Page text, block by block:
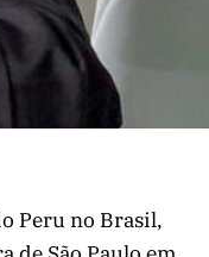
Peru no Brasil,